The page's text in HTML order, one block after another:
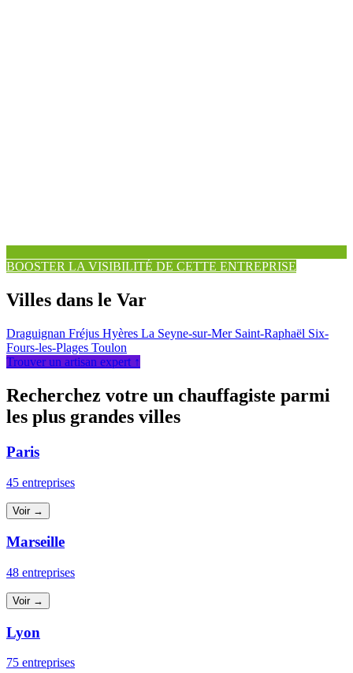
BOOSTER LA VISIBILITÉ DE CETTE ENTREPRISE
Villes dans le Var
Draguignan Fréjus Hyères La Seyne-sur-Mer Saint-Raphaël Six-
Fours-les-Plages Toulon
Trouver un artisan expert ↑
Recherchez votre un chauffagiste parmi
les plus grandes villes
Paris
45 entreprises
Voir →
Marseille
48 entreprises
Voir →
Lyon
75 entreprises